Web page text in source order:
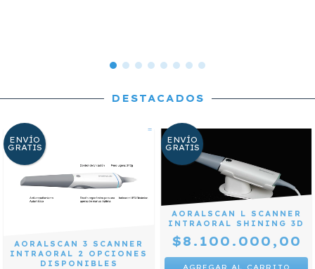
DESTACADOS
ENVÍO
GRATIS
AORALSCAN 3 SCANNER
INTRAORAL 2 OPCIONES
DISPONIBLES
ENVÍO
GRATIS
AORALSCAN L SCANNER
INTRAORAL SHINING 3D
$8.100.000,00